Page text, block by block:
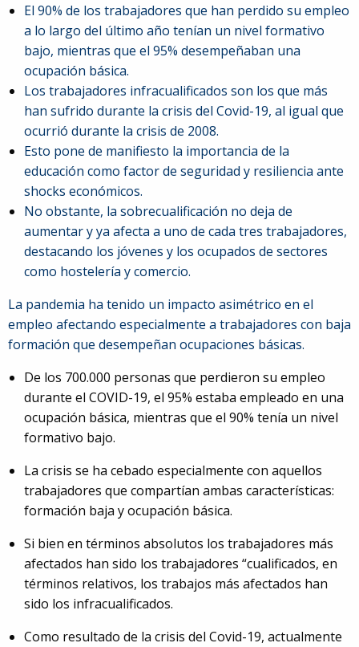
5980674El 90% de los trabajadores que han perdido su empleo
a lo largo del último año tenían un nivel formativo
bajo, mientras que el 95% desempeñaban una
ocupación básica.
Los trabajadores infracualificados son los que más
han sufrido durante la crisis del Covid-19, al igual que
ocurrió durante la crisis de 2008.
Esto pone de manifiesto la importancia de la
educación como factor de seguridad y resiliencia ante
shocks económicos.
No obstante, la sobrecualificación no deja de
aumentar y ya afecta a uno de cada tres trabajadores,
destacando los jóvenes y los ocupados de sectores
como hostelería y comercio.
La pandemia ha tenido un impacto asimétrico en el
empleo afectando especialmente a trabajadores con baja
formación que desempeñan ocupaciones básicas.
De los 700.000 personas que perdieron su empleo
durante el COVID-19, el 95% estaba empleado en una
ocupación básica, mientras que el 90% tenía un nivel
formativo bajo.
La crisis se ha cebado especialmente con aquellos
trabajadores que compartían ambas características:
formación baja y ocupación básica.
Si bien en términos absolutos los trabajadores más
afectados han sido los trabajadores “cualificados, en
términos relativos, los trabajos más afectados han
sido los infracualificados.
Como resultado de la crisis del Covid-19, actualmente